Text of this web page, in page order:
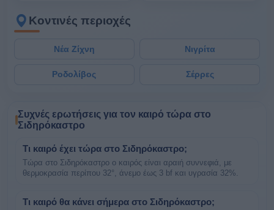
Κοντινές περιοχές
Νέα Ζίχνη Νιγρίτα
Ροδολίβος Σέρρες
Συχνές ερωτήσεις για τον καιρό τώρα στο
Σιδηρόκαστρο
Τι καιρό έχει τώρα στο Σιδηρόκαστρο;
Τώρα στο Σιδηρόκαστρο ο καιρός είναι αραιή συννεφιά, με
θερμοκρασία περίπου 32°, άνεμο έως 3 bf και υγρασία 32%.
Τι καιρό θα κάνει σήμερα στο Σιδηρόκαστρο;